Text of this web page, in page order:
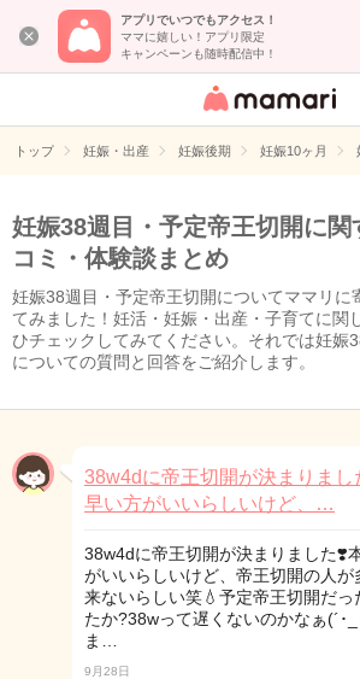
アプリでいつでもアクセス！
ママに嬉しい！アプリ限定
キャンペーンも随時配信中！
女性専用匿名QA
イト
トップ 妊娠・出産 妊娠後期 妊娠10ヶ月
妊娠38週目・予定帝王切開に関
コミ・体験談まとめ
妊娠38週目・予定帝王切開についてママリに
てみました！妊活・妊娠・出産・子育てに関
ひチェックしてみてください。それでは妊娠
についての質問と回答をご紹介します。
38w4dに帝王切開が決まりまし
早い方がいいらしいけど、…
38w4dに帝王切開が決まりました❣️
がいいらしいけど、帝王切開の人が
来ないらしい笑💧予定帝王切開だっ
たか?38wって遅くないのかなぁ(´･
ま…
9月28日